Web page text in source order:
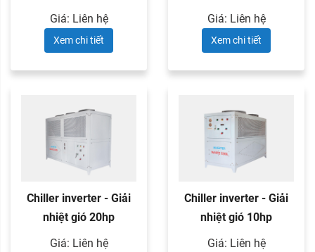
Giá: Liên hệ
Xem chi tiết
Giá: Liên hệ
Xem chi tiết
Chiller inverter - Giải
nhiệt gió 20hp
Giá: Liên hệ
Chiller inverter - Giải
nhiệt gió 10hp
Giá: Liên hệ